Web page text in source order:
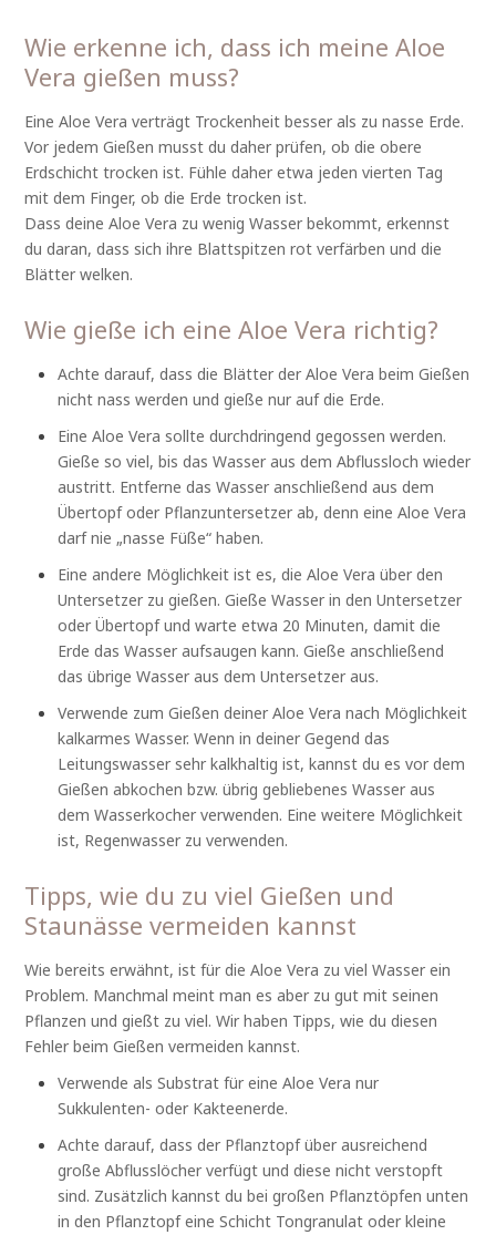
Wie erkenne ich, dass ich meine Aloe
Vera gießen muss?
Eine Aloe Vera verträgt Trockenheit besser als zu nasse Erde.
Vor jedem Gießen musst du daher prüfen, ob die obere
Erdschicht trocken ist. Fühle daher etwa jeden vierten Tag
mit dem Finger, ob die Erde trocken ist.
Dass deine Aloe Vera zu wenig Wasser bekommt, erkennst
du daran, dass sich ihre Blattspitzen rot verfärben und die
Blätter welken.
Wie gieße ich eine Aloe Vera richtig?
Achte darauf, dass die Blätter der Aloe Vera beim Gießen
nicht nass werden und gieße nur auf die Erde.
Eine Aloe Vera sollte durchdringend gegossen werden.
Gieße so viel, bis das Wasser aus dem Abflussloch wieder
austritt. Entferne das Wasser anschließend aus dem
Übertopf oder Pflanzuntersetzer ab, denn eine Aloe Vera
darf nie „nasse Füße“ haben.
Eine andere Möglichkeit ist es, die Aloe Vera über den
Untersetzer zu gießen. Gieße Wasser in den Untersetzer
oder Übertopf und warte etwa 20 Minuten, damit die
Erde das Wasser aufsaugen kann. Gieße anschließend
das übrige Wasser aus dem Untersetzer aus.
Verwende zum Gießen deiner Aloe Vera nach Möglichkeit
kalkarmes Wasser. Wenn in deiner Gegend das
Leitungswasser sehr kalkhaltig ist, kannst du es vor dem
Gießen abkochen bzw. übrig gebliebenes Wasser aus
dem Wasserkocher verwenden. Eine weitere Möglichkeit
ist, Regenwasser zu verwenden.
Tipps, wie du zu viel Gießen und
Staunässe vermeiden kannst
Wie bereits erwähnt, ist für die Aloe Vera zu viel Wasser ein
Problem. Manchmal meint man es aber zu gut mit seinen
Pflanzen und gießt zu viel. Wir haben Tipps, wie du diesen
Fehler beim Gießen vermeiden kannst.
Verwende als Substrat für eine Aloe Vera nur
Sukkulenten- oder Kakteenerde.
Achte darauf, dass der Pflanztopf über ausreichend
große Abflusslöcher verfügt und diese nicht verstopft
sind. Zusätzlich kannst du bei großen Pflanztöpfen unten
in den Pflanztopf eine Schicht Tongranulat oder kleine